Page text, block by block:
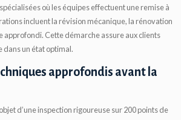
où les équipes effectuent une remise à
incluent la révision mécanique, la rénovation
approfondi. Cette démarche assure aux clients
dans un état optimal.
approfondis avant la
d’une inspection rigoureuse sur 200 points de